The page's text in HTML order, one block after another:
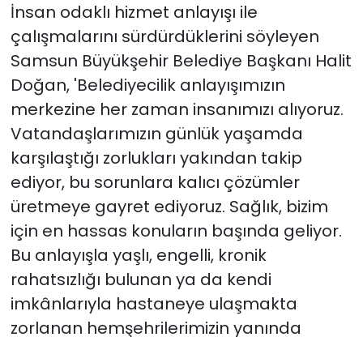
İnsan odaklı hizmet anlayışı ile
çalışmalarını sürdürdüklerini söyleyen
Samsun Büyükşehir Belediye Başkanı Halit
Doğan, 'Belediyecilik anlayışımızın
merkezine her zaman insanımızı alıyoruz.
Vatandaşlarımızın günlük yaşamda
karşılaştığı zorlukları yakından takip
ediyor, bu sorunlara kalıcı çözümler
üretmeye gayret ediyoruz. Sağlık, bizim
için en hassas konuların başında geliyor.
Bu anlayışla yaşlı, engelli, kronik
rahatsızlığı bulunan ya da kendi
imkânlarıyla hastaneye ulaşmakta
zorlanan hemşehrilerimizin yanında